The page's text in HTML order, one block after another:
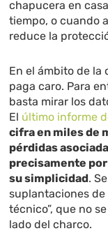
chapucera en
tiempo, o cuando
reduce la
En el ámbito de
paga caro. Para
basta mirar los
El último informe
cifra en miles de
pérdidas
precisamente
su simplicidad.
suplantaciones
técnico”, que no
lado del charco.